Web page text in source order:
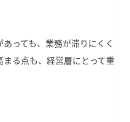
っても、業務が滞りにくく
る点も、経営層にとって重